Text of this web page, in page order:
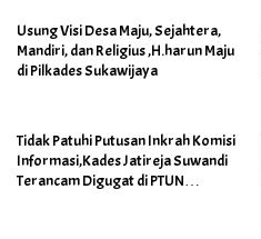
Usung Visi Desa Maju, Sejahtera,
Mandiri, dan Religius ,H.harun Maju
di Pilkades Sukawijaya
Tidak Patuhi Putusan Inkrah Komisi
Informasi,Kades Jatireja Suwandi
Terancam Digugat di PTUN